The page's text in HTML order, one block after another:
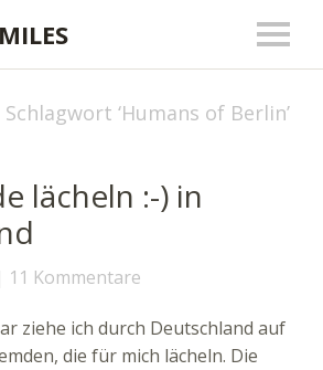
‘Humans of Berlin’
lächeln :-) in
11 Kommentare
ziehe ich durch Deutschland auf
die für mich lächeln. Die